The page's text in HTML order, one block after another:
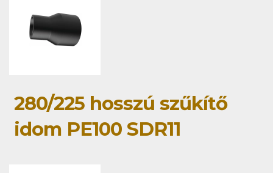
280/225 hosszú szűkítő
idom PE100 SDR11